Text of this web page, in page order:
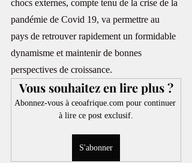
chocs externes, compte tenu de la crise de la
pandémie de Covid 19, va permettre au
pays de retrouver rapidement un formidable
dynamisme et maintenir de bonnes
perspectives de croissance.
Vous souhaitez en lire plus ?
Abonnez-vous à ceoafrique.com pour continuer
à lire ce post exclusif.
S'abonner